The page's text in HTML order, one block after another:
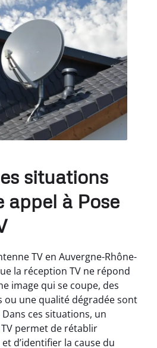
situations
à Pose
TV en Auvergne-Rhône-
la réception TV ne répond
image qui se coupe, des
ou une qualité dégradée sont
Dans ces situations, un
permet de rétablir
d’identifier la cause du